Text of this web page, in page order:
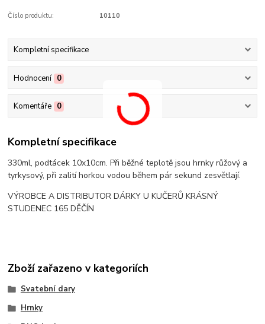
Číslo produktu: 10110
Kompletní specifikace
Hodnocení 0
Komentáře 0
Kompletní specifikace
330ml, podtácek 10x10cm. Při běžné teplotě jsou hrnky růžový a
tyrkysový, při zalití horkou vodou během pár sekund zesvětlají.
VÝROBCE A DISTRIBUTOR DÁRKY U KUČERŮ KRÁSNÝ
STUDENEC 165 DĚČÍN
Zboží zařazeno v kategoriích
Svatební dary
Hrnky